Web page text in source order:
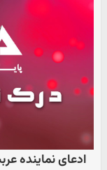
ادعای نماینده